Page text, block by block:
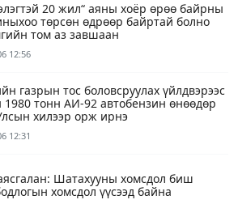
20 жил“ аяны хоёр өрөө байрны
төрсөн өдрөөр байртай болно
том аз завшаан
12:56
газрын тос боловсруулах үйлдвэрээс
1980 тонн АИ-92 автобензин өнөөдөр
хилээр орж ирнэ
12:31
Шатахууны хомсдол биш
хомсдол үүсээд байна